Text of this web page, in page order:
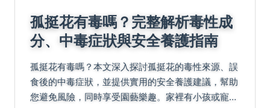
孤挺花有毒嗎？完整解析毒性成
分、中毒症狀與安全養護指南
孤挺花有毒嗎？本文深入探討孤挺花的毒性來源、誤
食後的中毒症狀，並提供實用的安全養護建議，幫助
您避免風險，同時享受園藝樂趣。家裡有小孩或寵物